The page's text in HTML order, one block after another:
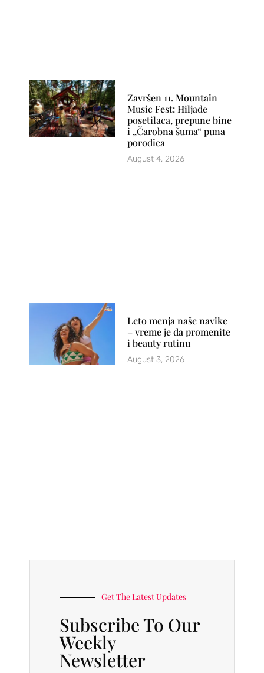
Završen 11. Mountain
Music Fest: Hiljade
posetilaca, prepune bine
i „Čarobna šuma“ puna
porodica
August 4, 2026
Leto menja naše navike
– vreme je da promenite
i beauty rutinu
August 3, 2026
Get The Latest Updates
Subscribe To Our
Weekly
Newsletter